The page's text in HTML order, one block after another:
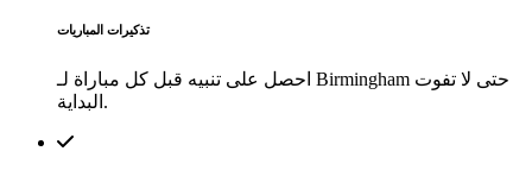
تذكيرات المباريات
احصل على تنبيه قبل كل مباراة لـ Birmingham حتى لا تفوت
البداية.